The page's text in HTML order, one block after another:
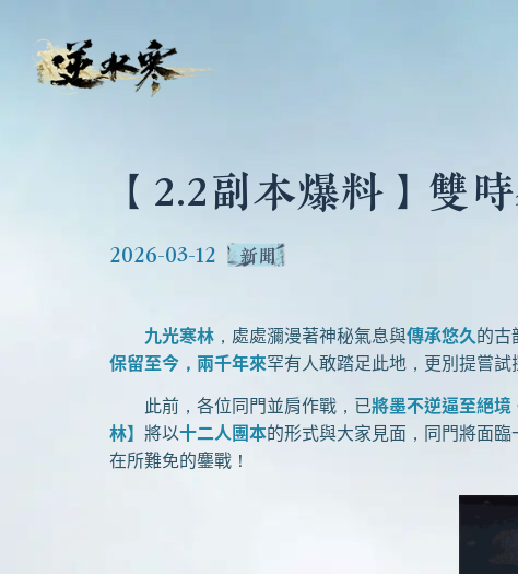
【2.2副本爆料】雙
2026-03-12 新聞
九光寒林 ，處處瀰漫著神秘氣息與傳承悠久的古
保留至今，兩千年來罕有人敢踏足此地，更別提嘗試
此前，各位同門並肩作戰，已將墨不逆逼至絕境
林】 將以十二人團本的形式與大家見面，同門將面
在所難免的鏖戰！